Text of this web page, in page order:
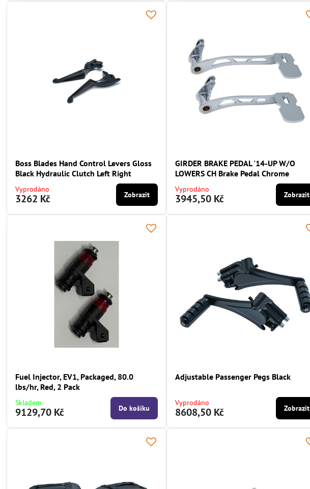
Boss Blades Hand Control Levers Gloss
Black Hydraulic Clutch Left Right
Vyprodáno
3262 Kč Zobrazit
GIRDER BRAKE PEDAL '14-UP W/O
LOWERS CH Brake Pedal Chrome
Vyprodáno
3945,50 Kč Zobrazit
Fuel Injector, EV1, Packaged, 80.0
lbs/hr, Red, 2 Pack
Skladem
9129,70 Kč Do košíku
Adjustable Passenger Pegs Black
Vyprodáno
8608,50 Kč Zobrazit